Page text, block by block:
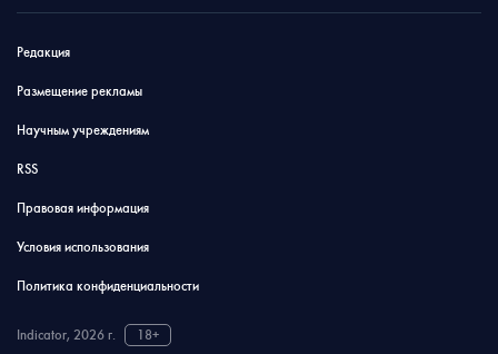
Редакция
Размещение рекламы
Научным учреждениям
RSS
Правовая информация
Условия использования
Политика конфиденциальности
Indicator, 2026 г. 18+